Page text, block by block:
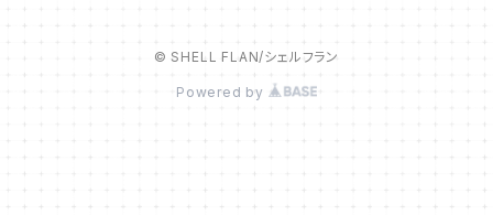
© SHELL FLAN/シェルフラン
Powered by